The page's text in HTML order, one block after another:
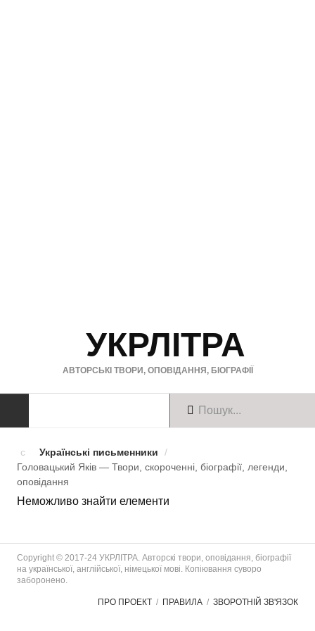
УКРЛІТРА
АВТОРСЬКІ ТВОРИ, ОПОВІДАННЯ, БІОГРАФІЇ
Твори українською
Твори англійською
БІОГРАФІЇ
Українські письменники
Українські письменники
/
Головацький Яків — Твори, скороченні, біографії, легенди,
оповiдання
Неможливо знайти елементи
Copyright © 2017-24 УКРЛІТРА. Авторскі твори, оповідання, біографії
на української, англійської, німецької мові. Копіювання суворо
заборонено.
ПРО ПРОЕКТ ПРАВИЛА ЗВОРОТНІЙ ЗВ'ЯЗОК